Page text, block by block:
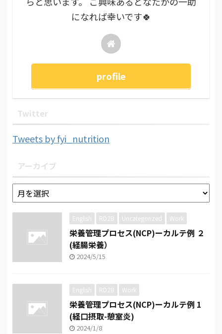
になれば幸いです🍀
profile
Twitter
Tweets by fyi_nutrition
アーカイブ
English RD2B Uncategorized Work
栄養管理プロセス(NCP)ーカルテ例 ２
(経腸栄養）
2024/5/15
English RD2B Work
栄養管理プロセス(NCP)ーカルテ例 1
(経口摂取-憩室炎)
2024/1/8